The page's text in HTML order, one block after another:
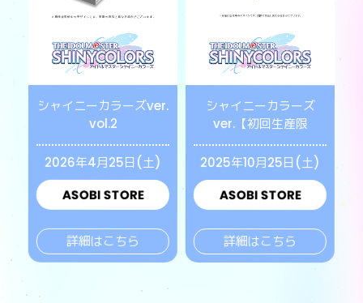
シャイニーカラーズver.
vol.2
2026年4月25日(土)
ASOBI STORE
詳細はこちら
シャイニーカラーズ
ver.【初回生産限
2025年10月25日(土)
ASOBI STORE
詳細はこちら